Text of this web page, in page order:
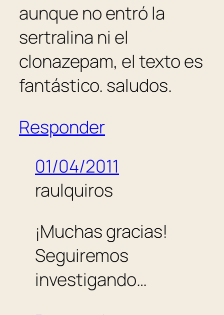
aunque no entró la
sertralina ni el
clonazepam, el texto es
fantástico. saludos.
Responder
01/04/2011
raulquiros
¡Muchas gracias!
Seguiremos
investigando…